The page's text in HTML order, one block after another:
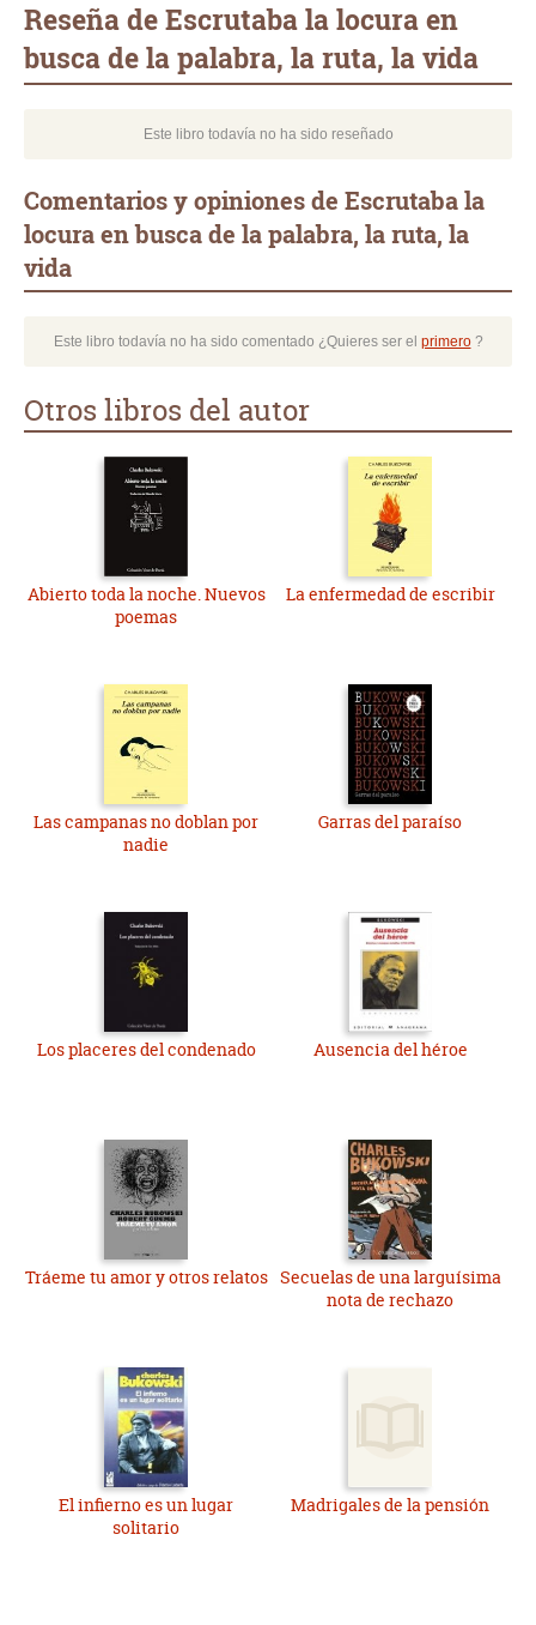
Reseña de Escrutaba la locura en
busca de la palabra, la ruta, la vida
Este libro todavía no ha sido reseñado
Comentarios y opiniones de Escrutaba la
locura en busca de la palabra, la ruta, la
vida
Este libro todavía no ha sido comentado ¿Quieres ser el primero?
Otros libros del autor
Abierto toda la noche. Nuevos
poemas
La enfermedad de escribir
Las campanas no doblan por
nadie
Garras del paraíso
Los placeres del condenado Ausencia del héroe
Tráeme tu amor y otros relatos Secuelas de una larguísima
nota de rechazo
El infierno es un lugar
solitario
Madrigales de la pensión